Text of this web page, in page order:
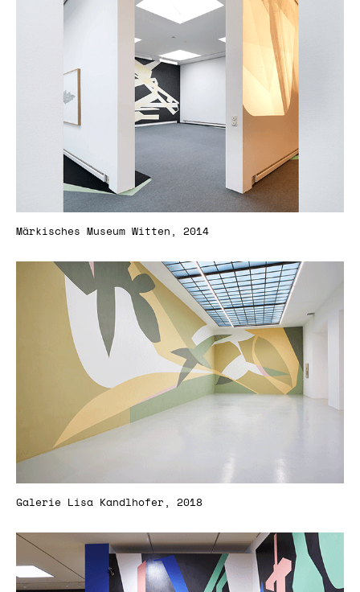
Märkisches Museum Witten, 2014
Galerie Lisa Kandlhofer, 2018